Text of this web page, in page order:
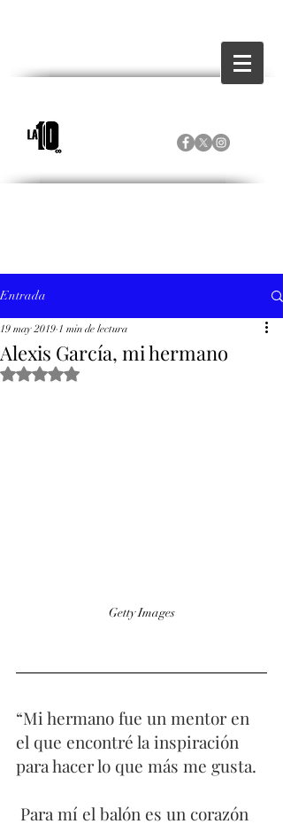
Entrada
Alexis García, mi hermano
19 may 2019 1 min de lectura
Obtuvo NaN de 5 estrellas.
Getty Images
“Mi hermano fue un mentor en
el que encontré la inspiración
para hacer lo que más me gusta.